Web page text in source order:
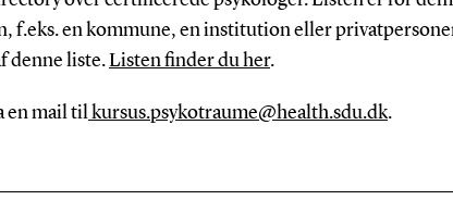
f.eks. en kommune, en institution eller
denne liste.Listen finder du her.
en mail til kursus.psykotraume@health.sdu.dk.